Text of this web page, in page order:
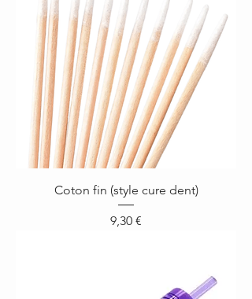
Coton fin (style cure dent)
Prix
9,30 €